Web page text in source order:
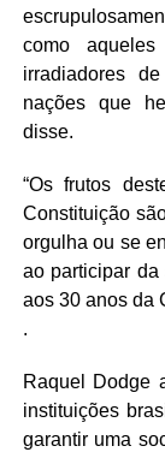
como
irradiadores
nações que
disse.
“Os frutos
Constituição
orgulha ou se
ao participar da
aos 30 anos da
.
Raquel Dodge
instituições
garantir uma